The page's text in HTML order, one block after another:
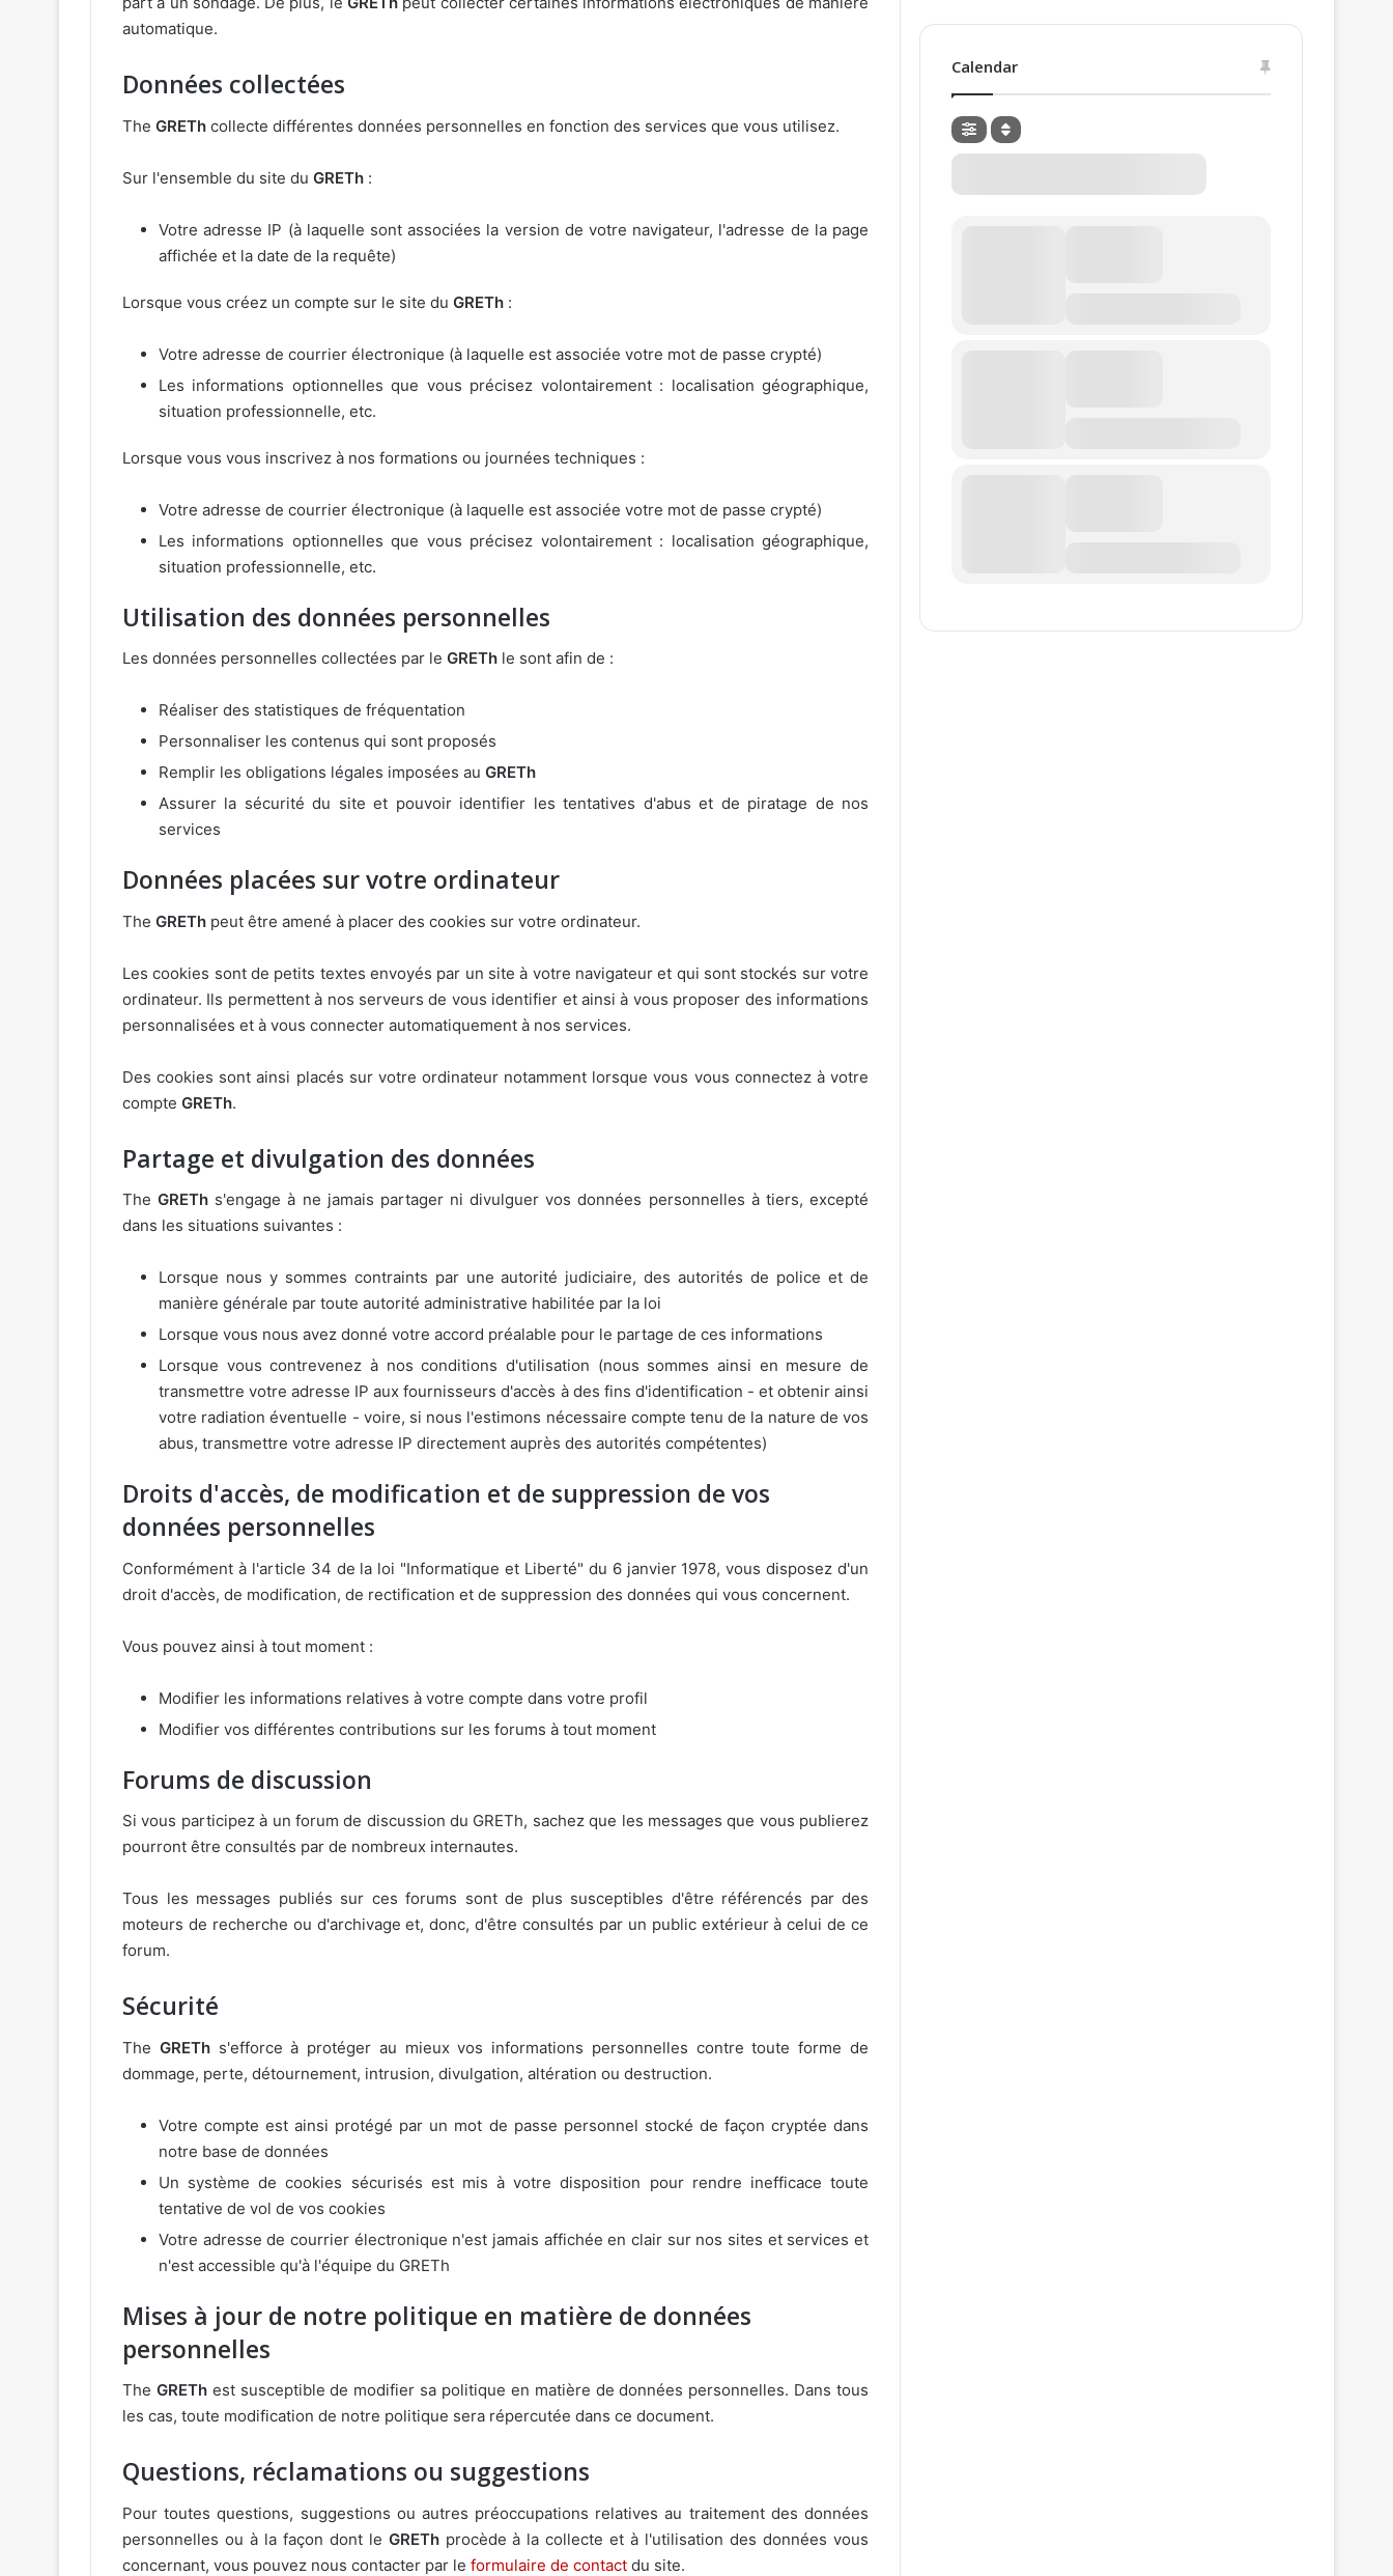
automatique.
Données collectées
The GRETh collecte différentes données personnelles en fonction des services que vous utilisez.
Sur l'ensemble du site du GRETh :
Votre adresse IP (à laquelle sont associées la version de votre navigateur, l'adresse de la page
affichée et la date de la requête)
Lorsque vous créez un compte sur le site du GRETh :
Votre adresse de courrier électronique (à laquelle est associée votre mot de passe crypté)
Les informations optionnelles que vous précisez volontairement : localisation géographique,
situation professionnelle, etc.
Lorsque vous vous inscrivez à nos formations ou journées techniques :
Votre adresse de courrier électronique (à laquelle est associée votre mot de passe crypté)
Les informations optionnelles que vous précisez volontairement : localisation géographique,
situation professionnelle, etc.
Utilisation des données personnelles
Les données personnelles collectées par le GRETh le sont afin de :
Réaliser des statistiques de fréquentation
Personnaliser les contenus qui sont proposés
Remplir les obligations légales imposées au GRETh
Assurer la sécurité du site et pouvoir identifier les tentatives d'abus et de piratage de nos
services
Données placées sur votre ordinateur
The GRETh peut être amené à placer des cookies sur votre ordinateur.
Les cookies sont de petits textes envoyés par un site à votre navigateur et qui sont stockés sur votre
ordinateur. Ils permettent à nos serveurs de vous identifier et ainsi à vous proposer des informations
personnalisées et à vous connecter automatiquement à nos services.
Des cookies sont ainsi placés sur votre ordinateur notamment lorsque vous vous connectez à votre
compte GRETh.
Partage et divulgation des données
TheGRETh s'engage à ne jamais partager ni divulguer vos données personnelles à tiers, excepté
dans les situations suivantes :
Lorsque nous y sommes contraints par une autorité judiciaire, des autorités de police et de
manière générale par toute autorité administrative habilitée par la loi
Lorsque vous nous avez donné votre accord préalable pour le partage de ces informations
Lorsque vous contrevenez à nos conditions d'utilisation (nous sommes ainsi en mesure de
transmettre votre adresse IP aux fournisseurs d'accès à des fins d'identification - et obtenir ainsi
votre radiation éventuelle - voire, si nous l'estimons nécessaire compte tenu de la nature de vos
abus, transmettre votre adresse IP directement auprès des autorités compétentes)
Droits d'accès, de modification et de suppression de vos
données personnelles
Conformément à l'article 34 de la loi "Informatique et Liberté" du 6 janvier 1978, vous disposez d'un
droit d'accès, de modification, de rectification et de suppression des données qui vous concernent.
Vous pouvez ainsi à tout moment :
Modifier les informations relatives à votre compte dans votre profil
Modifier vos différentes contributions sur les forums à tout moment
Forums de discussion
Si vous participez à un forum de discussion du GRETh, sachez que les messages que vous publierez
pourront être consultés par de nombreux internautes.
Tous les messages publiés sur ces forums sont de plus susceptibles d'être référencés par des
moteurs de recherche ou d'archivage et, donc, d'être consultés par un public extérieur à celui de ce
forum.
Sécurité
The GREThs'efforce à protéger au mieux vos informations personnelles contre toute forme de
dommage, perte, détournement, intrusion, divulgation, altération ou destruction.
Votre compte est ainsi protégé par un mot de passe personnel stocké de façon cryptée dans
notre base de données
Un système de cookies sécurisés est mis à votre disposition pour rendre inefficace toute
tentative de vol de vos cookies
Votre adresse de courrier électronique n'est jamais affichée en clair sur nos sites et services et
n'est accessible qu'à l'équipe du GRETh
Mises à jour de notre politique en matière de données
personnelles
The GREThest susceptible de modifier sa politique en matière de données personnelles. Dans tous
les cas, toute modification de notre politique sera répercutée dans ce document.
Questions, réclamations ou suggestions
Pour toutes questions, suggestions ou autres préoccupations relatives au traitement des données
personnelles ou à la façon dont le GREThprocède à la collecte et à l'utilisation des données vous
concernant, vous pouvez nous contacter par le formulaire de contact du site.
Calendar